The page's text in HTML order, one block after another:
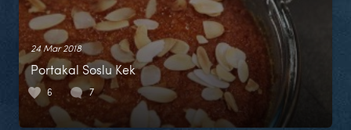
24 Mar 2018
Portakal Soslu Kek
6 7